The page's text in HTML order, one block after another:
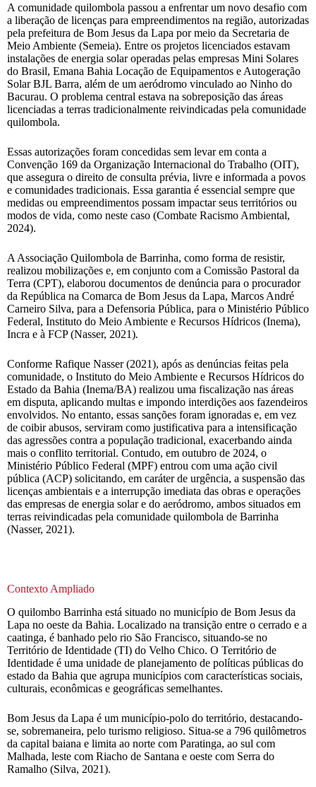
A comunidade quilombola passou a enfrentar um novo desafio com
a liberação de licenças para empreendimentos na região, autorizadas
pela prefeitura de Bom Jesus da Lapa por meio da Secretaria de
Meio Ambiente (Semeia). Entre os projetos licenciados estavam
instalações de energia solar operadas pelas empresas Mini Solares
do Brasil, Emana Bahia Locação de Equipamentos e Autogeração
Solar BJL Barra, além de um aeródromo vinculado ao Ninho do
Bacurau. O problema central estava na sobreposição das áreas
licenciadas a terras tradicionalmente reivindicadas pela comunidade
quilombola.
Essas autorizações foram concedidas sem levar em conta a
Convenção 169 da Organização Internacional do Trabalho (OIT),
que assegura o direito de consulta prévia, livre e informada a povos
e comunidades tradicionais. Essa garantia é essencial sempre que
medidas ou empreendimentos possam impactar seus territórios ou
modos de vida, como neste caso (Combate Racismo Ambiental,
2024).
A Associação Quilombola de Barrinha, como forma de resistir,
realizou mobilizações e, em conjunto com a Comissão Pastoral da
Terra (CPT), elaborou documentos de denúncia para o procurador
da República na Comarca de Bom Jesus da Lapa, Marcos André
Carneiro Silva, para a Defensoria Pública, para o Ministério Público
Federal, Instituto do Meio Ambiente e Recursos Hídricos (Inema),
Incra e à FCP (Nasser, 2021).
Conforme Rafique Nasser (2021), após as denúncias feitas pela
comunidade, o Instituto do Meio Ambiente e Recursos Hídricos do
Estado da Bahia (Inema/BA) realizou uma fiscalização nas áreas
em disputa, aplicando multas e impondo interdições aos fazendeiros
envolvidos. No entanto, essas sanções foram ignoradas e, em vez
de coibir abusos, serviram como justificativa para a intensificação
das agressões contra a população tradicional, exacerbando ainda
mais o conflito territorial. Contudo, em outubro de 2024, o
Ministério Público Federal (MPF) entrou com uma ação civil
pública (ACP) solicitando, em caráter de urgência, a suspensão das
licenças ambientais e a interrupção imediata das obras e operações
das empresas de energia solar e do aeródromo, ambos situados em
terras reivindicadas pela comunidade quilombola de Barrinha
(Nasser, 2021).
Contexto Ampliado
O quilombo Barrinha está situado no município de Bom Jesus da
Lapa no oeste da Bahia. Localizado na transição entre o cerrado e a
caatinga, é banhado pelo rio São Francisco, situando-se no
Território de Identidade (TI) do Velho Chico. O Território de
Identidade é uma unidade de planejamento de políticas públicas do
estado da Bahia que agrupa municípios com características sociais,
culturais, econômicas e geográficas semelhantes.
Bom Jesus da Lapa é um município-polo do território, destacando-
se, sobremaneira, pelo turismo religioso. Situa-se a 796 quilômetros
da capital baiana e limita ao norte com Paratinga, ao sul com
Malhada, leste com Riacho de Santana e oeste com Serra do
Ramalho (Silva, 2021).